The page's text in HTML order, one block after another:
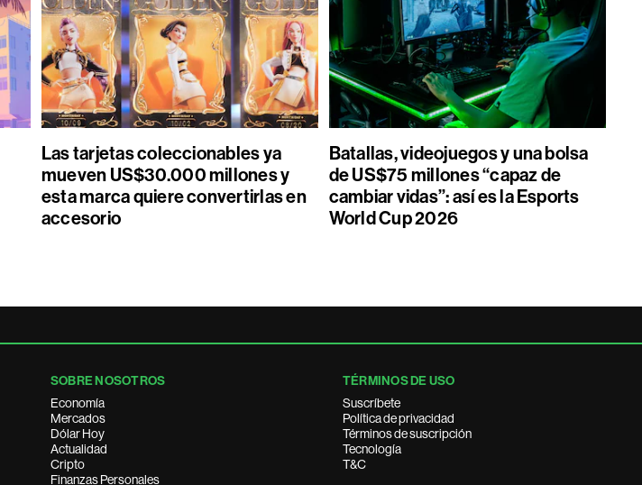
Las tarjetas coleccionables ya
mueven US$30.000 millones y
esta marca quiere convertirlas en
accesorio
Batallas, videojuegos y una bolsa
de US$75 millones “capaz de
cambiar vidas”: así es la Esports
World Cup 2026
SOBRE NOSOTROS
Economía
Mercados
Dólar Hoy
Actualidad
Cripto
Finanzas Personales
TÉRMINOS DE USO
Suscríbete
Política de privacidad
Términos de suscripción
Tecnología
T&C